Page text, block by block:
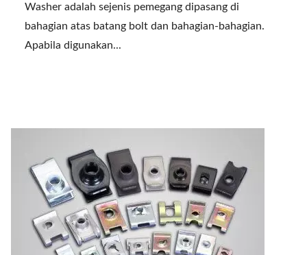
Washer adalah sejenis pemegang dipasang di
bahagian atas batang bolt dan bahagian-bahagian.
Apabila digunakan...